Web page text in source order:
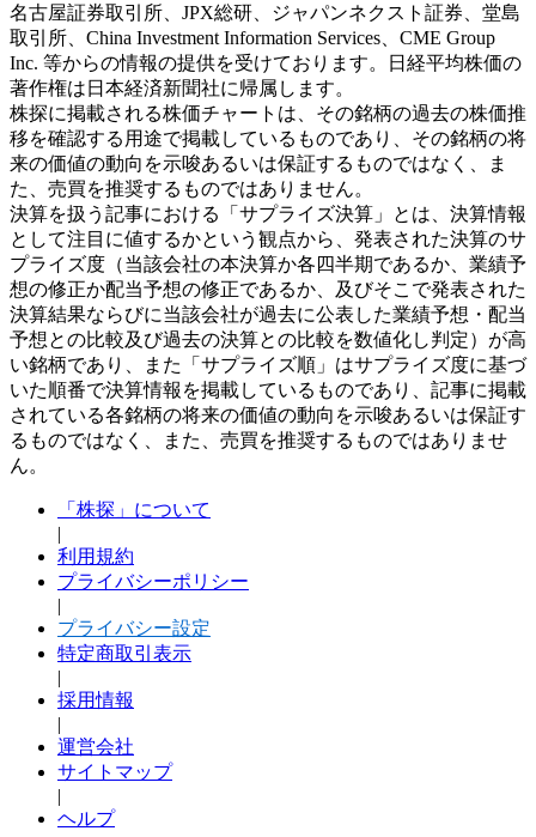
名古屋証券取引所、JPX総研、ジャパンネクスト証券、堂島
取引所、China Investment Information Services、CME Group
Inc. 等からの情報の提供を受けております。日経平均株価の
著作権は日本経済新聞社に帰属します。
株探に掲載される株価チャートは、その銘柄の過去の株価推
移を確認する用途で掲載しているものであり、その銘柄の将
来の価値の動向を示唆あるいは保証するものではなく、ま
た、売買を推奨するものではありません。
決算を扱う記事における「サプライズ決算」とは、決算情報
として注目に値するかという観点から、発表された決算のサ
プライズ度（当該会社の本決算か各四半期であるか、業績予
想の修正か配当予想の修正であるか、及びそこで発表された
決算結果ならびに当該会社が過去に公表した業績予想・配当
予想との比較及び過去の決算との比較を数値化し判定）が高
い銘柄であり、また「サプライズ順」はサプライズ度に基づ
いた順番で決算情報を掲載しているものであり、記事に掲載
されている各銘柄の将来の価値の動向を示唆あるいは保証す
るものではなく、また、売買を推奨するものではありませ
ん。
「株探」について
|
利用規約
プライバシーポリシー
|
プライバシー設定
特定商取引表示
|
採用情報
|
運営会社
サイトマップ
|
ヘルプ